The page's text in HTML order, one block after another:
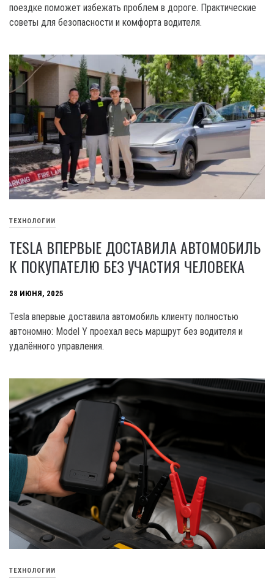
поездке поможет избежать проблем в дороге. Практические
советы для безопасности и комфорта водителя.
ТЕХНОЛОГИИ
TESLA ВПЕРВЫЕ ДОСТАВИЛА АВТОМОБИЛЬ
К ПОКУПАТЕЛЮ БЕЗ УЧАСТИЯ ЧЕЛОВЕКА
28 ИЮНЯ, 2025
Tesla впервые доставила автомобиль клиенту полностью
автономно: Model Y проехал весь маршрут без водителя и
удалённого управления.
ТЕХНОЛОГИИ